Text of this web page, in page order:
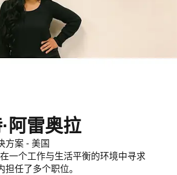
阿雷奥拉
方案 - 美国
一个工作与生活平衡的环境中寻求
任了多个职位。